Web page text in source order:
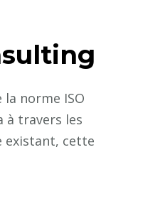
norme ISO
à travers les
existant, cette